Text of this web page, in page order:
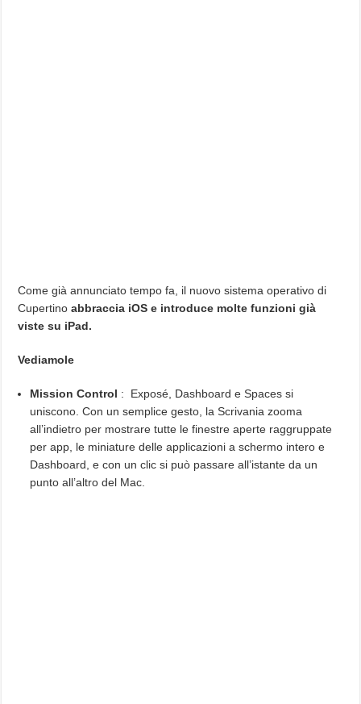
Come già annunciato tempo fa, il nuovo sistema operativo di
Cupertinoabbraccia iOS e introduce molte funzioni già
viste su iPad.
Vediamole
Mission Control : Exposé, Dashboard e Spaces si
uniscono. Con un semplice gesto, la Scrivania zooma
all’indietro per mostrare tutte le finestre aperte raggruppate
per app, le miniature delle applicazioni a schermo intero e
Dashboard, e con un clic si può passare all’istante da un
punto all’altro del Mac.